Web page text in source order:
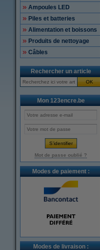
Ampoules LED
Piles et batteries
Alimentation et boissons
Produits de nettoyage
Câbles
Rechercher un article
OK
Mon 123encre.be
Mot de passe oublié ?
Modes de paiement :
Modes de livraison :